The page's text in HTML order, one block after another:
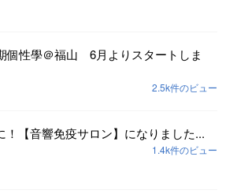
個性學＠福山 6月よりスタートしま
2.5k件のビュー
！【音響免疫サロン】になりました...
1.4k件のビュー